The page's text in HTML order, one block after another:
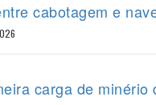
cabotagem e
carga de minério